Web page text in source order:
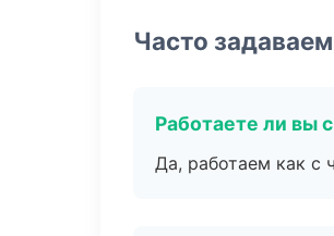
Часто
Работаете ли вы
Да, работаем как с